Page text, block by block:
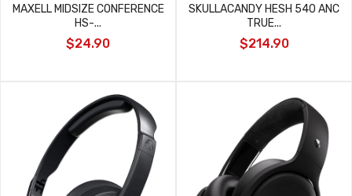
MAXELL MIDSIZE CONFERENCE
HS-...
$24.90
SKULLACANDY HESH 540 ANC
TRUE...
$214.90